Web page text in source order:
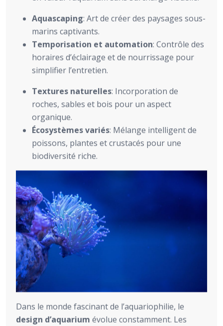
Aquascaping: Art de créer des paysages sous-
marins captivants.
Temporisation et automation: Contrôle des
horaires d’éclairage et de nourrissage pour
simplifier l’entretien.
Textures naturelles: Incorporation de
roches, sables et bois pour un aspect
organique.
Écosystèmes variés: Mélange intelligent de
poissons, plantes et crustacés pour une
biodiversité riche.
Dans le monde fascinant de l’aquariophilie, le
design d’aquarium évolue constamment. Les